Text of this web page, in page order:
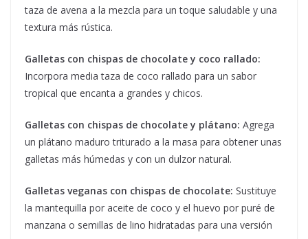
taza de avena a la mezcla para un toque saludable y una
textura más rústica.
Galletas con chispas de chocolate y coco rallado:
Incorpora media taza de coco rallado para un sabor
tropical que encanta a grandes y chicos.
Galletas con chispas de chocolate y plátano: Agrega
un plátano maduro triturado a la masa para obtener unas
galletas más húmedas y con un dulzor natural.
Galletas veganas con chispas de chocolate: Sustituye
la mantequilla por aceite de coco y el huevo por puré de
manzana o semillas de lino hidratadas para una versión